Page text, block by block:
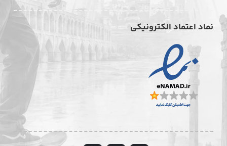
نماد اعتماد الکترونیکی